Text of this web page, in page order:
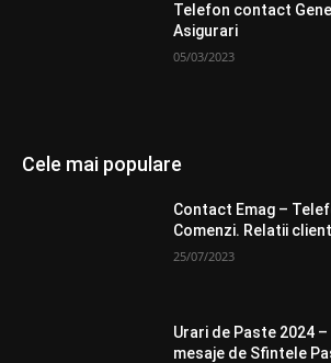
Telefon contact
Asigurari
05/03/2023
Cele mai populare
Contact Emag –
Comenzi. Relatii
25/07/2023
Urari de Paste 2024
mesaje de Sfintele